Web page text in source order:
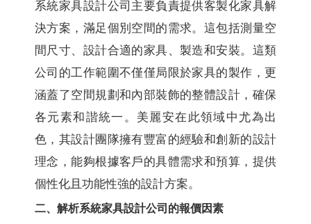
系統家具設計公司主要負責提供客製化家具解
決方案，滿足個別空間的需求。這包括測量空
間尺寸、設計合適的家具、製造和安裝。這類
公司的工作範圍不僅僅局限於家具的製作，更
涵蓋了空間規劃和內部裝飾的整體設計，確保
各元素和諧統一。美麗安在此領域中尤為出
色，其設計團隊擁有豐富的經驗和創新的設計
理念，能夠根據客戶的具體需求和預算，提供
個性化且功能性強的設計方案。
二、解析系統家具設計公司的報價因素